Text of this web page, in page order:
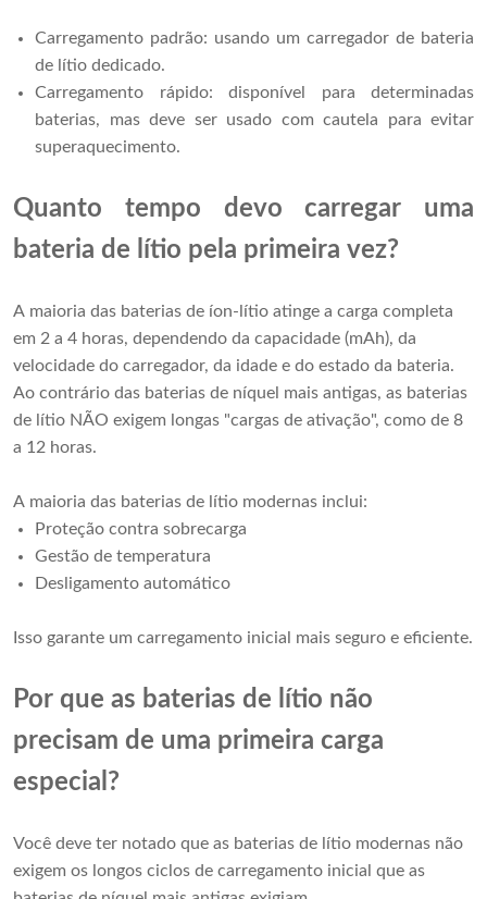
Carregamento padrão: usando um carregador de bateria
de lítio dedicado.
Carregamento rápido: disponível para determinadas
baterias, mas deve ser usado com cautela para evitar
superaquecimento.
Quanto tempo devo carregar uma
bateria de lítio pela primeira vez?
A maioria das baterias de íon-lítio atinge a carga completa
em 2 a 4 horas, dependendo da capacidade (mAh), da
velocidade do carregador, da idade e do estado da bateria.
Ao contrário das baterias de níquel mais antigas, as baterias
de lítio NÃO exigem longas "cargas de ativação", como de 8
a 12 horas.
A maioria das baterias de lítio modernas inclui:
Proteção contra sobrecarga
Gestão de temperatura
Desligamento automático
Isso garante um carregamento inicial mais seguro e eficiente.
Por que as baterias de lítio não
precisam de uma primeira carga
especial?
Você deve ter notado que as baterias de lítio modernas não
exigem os longos ciclos de carregamento inicial que as